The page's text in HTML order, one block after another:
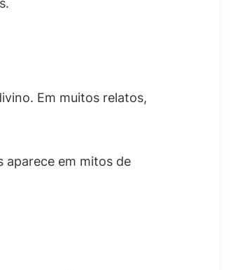
Em muitos relatos,
aparece em mitos de